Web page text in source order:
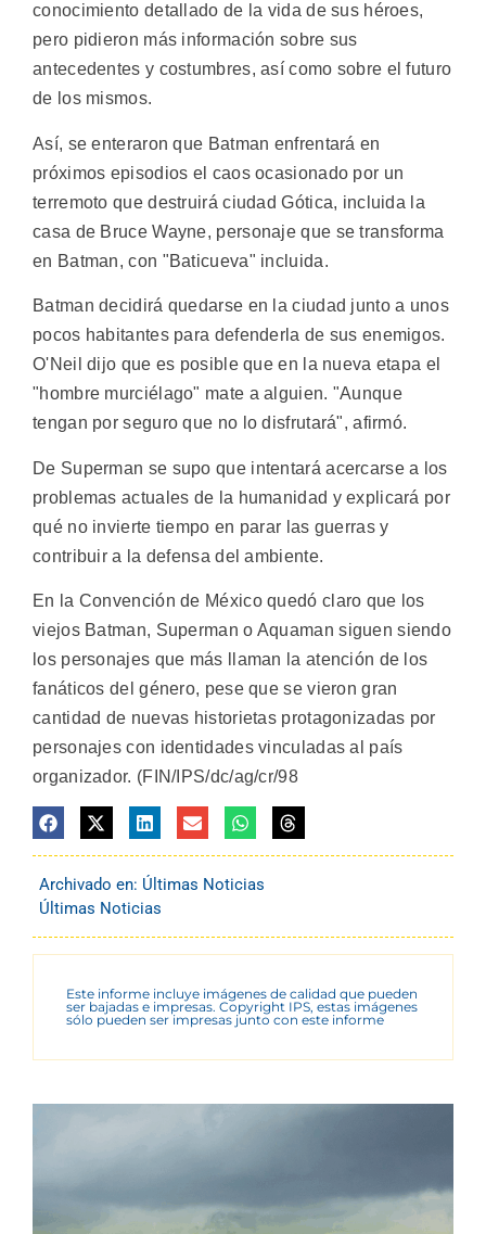
conocimiento detallado de la vida de sus héroes,
pero pidieron más información sobre sus
antecedentes y costumbres, así como sobre el futuro
de los mismos.
Así, se enteraron que Batman enfrentará en
próximos episodios el caos ocasionado por un
terremoto que destruirá ciudad Gótica, incluida la
casa de Bruce Wayne, personaje que se transforma
en Batman, con "Baticueva" incluida.
Batman decidirá quedarse en la ciudad junto a unos
pocos habitantes para defenderla de sus enemigos.
O'Neil dijo que es posible que en la nueva etapa el
"hombre murciélago" mate a alguien. "Aunque
tengan por seguro que no lo disfrutará", afirmó.
De Superman se supo que intentará acercarse a los
problemas actuales de la humanidad y explicará por
qué no invierte tiempo en parar las guerras y
contribuir a la defensa del ambiente.
En la Convención de México quedó claro que los
viejos Batman, Superman o Aquaman siguen siendo
los personajes que más llaman la atención de los
fanáticos del género, pese que se vieron gran
cantidad de nuevas historietas protagonizadas por
personajes con identidades vinculadas al país
organizador. (FIN/IPS/dc/ag/cr/98
Archivado en: Últimas Noticias
Últimas Noticias
Este informe incluye imágenes de calidad que pueden
ser bajadas e impresas. Copyright IPS, estas imágenes
sólo pueden ser impresas junto con este informe